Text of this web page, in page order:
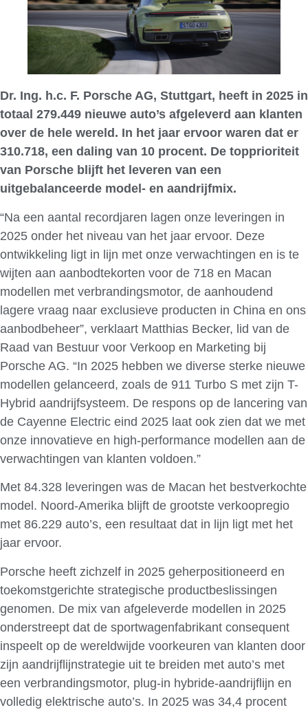
Dr. Ing. h.c. F. Porsche AG, Stuttgart, heeft in 2025 in
totaal 279.449 nieuwe auto’s afgeleverd aan klanten
over de hele wereld. In het jaar ervoor waren dat er
310.718, een daling van 10 procent. De topprioriteit
van Porsche blijft het leveren van een
uitgebalanceerde model- en aandrijfmix.
“Na een aantal recordjaren lagen onze leveringen in
2025 onder het niveau van het jaar ervoor. Deze
ontwikkeling ligt in lijn met onze verwachtingen en is te
wijten aan aanbodtekorten voor de 718 en Macan
modellen met verbrandingsmotor, de aanhoudend
lagere vraag naar exclusieve producten in China en ons
aanbodbeheer”, verklaart Matthias Becker, lid van de
Raad van Bestuur voor Verkoop en Marketing bij
Porsche AG. “In 2025 hebben we diverse sterke nieuwe
modellen gelanceerd, zoals de 911 Turbo S met zijn T-
Hybrid aandrijfsysteem. De respons op de lancering van
de Cayenne Electric eind 2025 laat ook zien dat we met
onze innovatieve en high-performance modellen aan de
verwachtingen van klanten voldoen.”
Met 84.328 leveringen was de Macan het bestverkochte
model. Noord-Amerika blijft de grootste verkoopregio
met 86.229 auto’s, een resultaat dat in lijn ligt met het
jaar ervoor.
Porsche heeft zichzelf in 2025 geherpositioneerd en
toekomstgerichte strategische productbeslissingen
genomen. De mix van afgeleverde modellen in 2025
onderstreept dat de sportwagenfabrikant consequent
inspeelt op de wereldwijde voorkeuren van klanten door
zijn aandrijflijnstrategie uit te breiden met auto’s met
een verbrandingsmotor, plug-in hybride-aandrijflijn en
volledig elektrische auto’s. In 2025 was 34,4 procent